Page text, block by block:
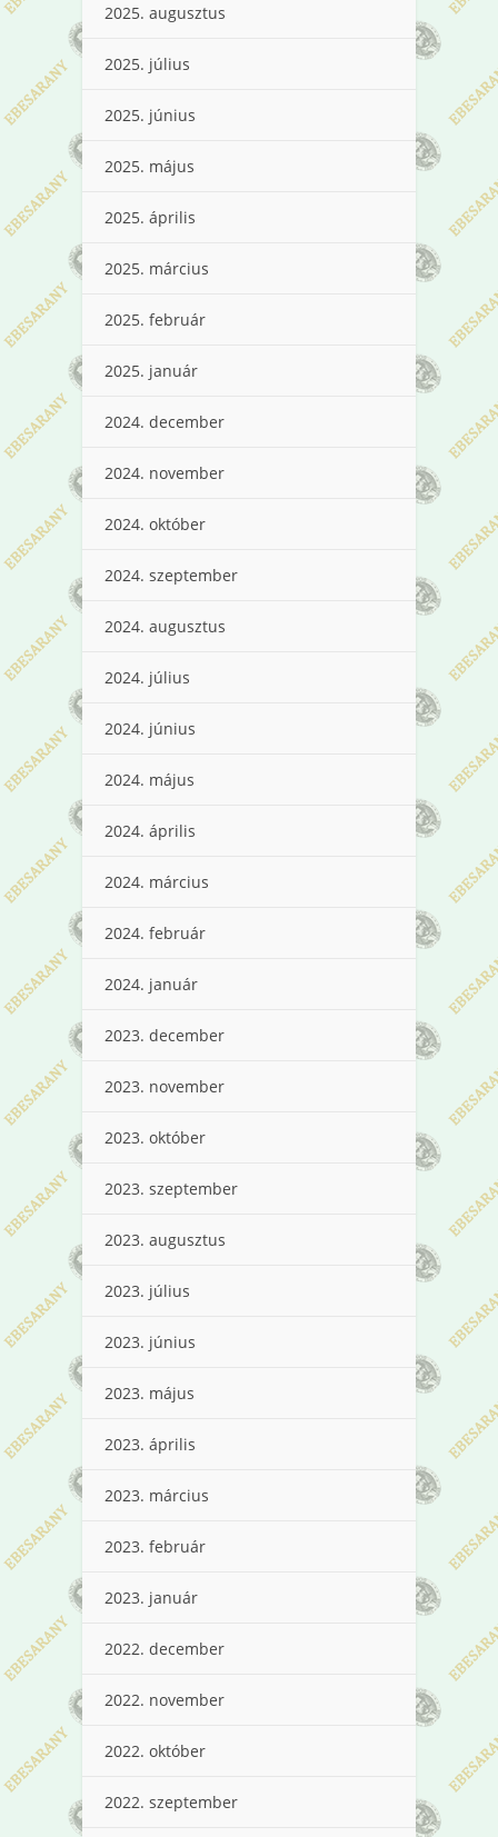
2025. augusztus
2025. július
2025. június
2025. május
2025. április
2025. március
2025. február
2025. január
2024. december
2024. november
2024. október
2024. szeptember
2024. augusztus
2024. július
2024. június
2024. május
2024. április
2024. március
2024. február
2024. január
2023. december
2023. november
2023. október
2023. szeptember
2023. augusztus
2023. július
2023. június
2023. május
2023. április
2023. március
2023. február
2023. január
2022. december
2022. november
2022. október
2022. szeptember